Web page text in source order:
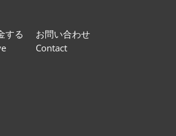
する
お問い合わせ
Contact